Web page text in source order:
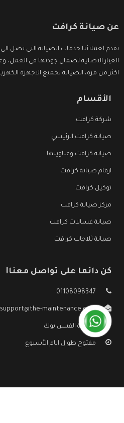
عن صيانة كرافت
نقدم لعملائنا خدمات الصيانة التى تصل
الغيار الاصلية لضمان جودتها فى
اكثر من مرة، الصيانة لجميع الاجهزة
الأقسام
شركة كرافت
صيانة كرافت الرئيسي
صيانة كرافت وعناوينها
ارقام صيانة كرافت
توكيل كرافت
مركز صيانة كرافت
صيانة غسالات كرافت
صيانة ثلاجات كرافت
كن دائما على تواصل معنا!
01108098347
support@the-maintenance.com
صفحة الفيس بوك
مفتوح طوال ايام الأسبوع